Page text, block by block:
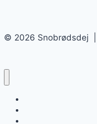
© 2026 Snobrødsdej |